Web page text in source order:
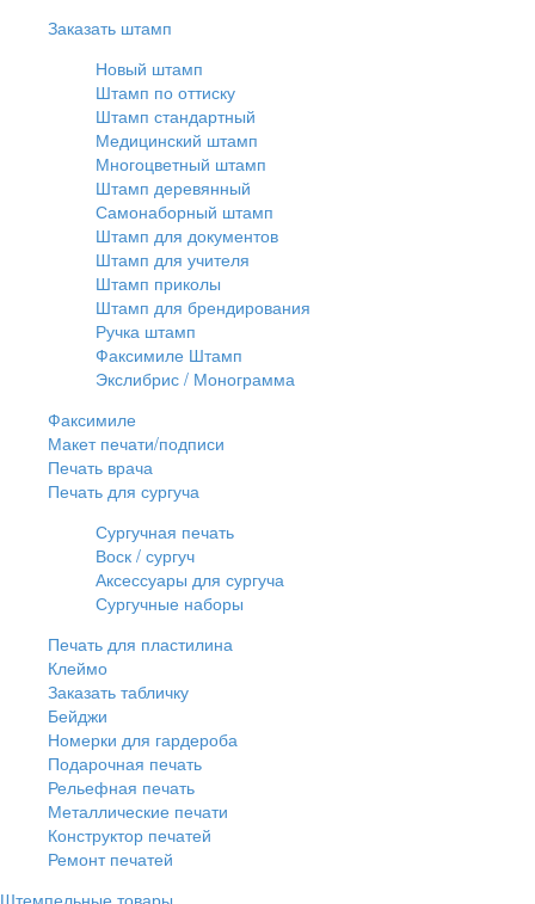
Заказать штамп
Новый штамп
Штамп по оттиску
Штамп стандартный
Медицинский штамп
Многоцветный штамп
Штамп деревянный
Самонаборный штамп
Штамп для документов
Штамп для учителя
Штамп приколы
Штамп для брендирования
Ручка штамп
Факсимиле Штамп
Экслибрис / Монограмма
Факсимиле
Макет печати/подписи
Печать врача
Печать для сургуча
Сургучная печать
Воск / сургуч
Аксессуары для сургуча
Сургучные наборы
Печать для пластилина
Клеймо
Заказать табличку
Бейджи
Номерки для гардероба
Подарочная печать
Рельефная печать
Металлические печати
Конструктор печатей
Ремонт печатей
Штемпельные товары